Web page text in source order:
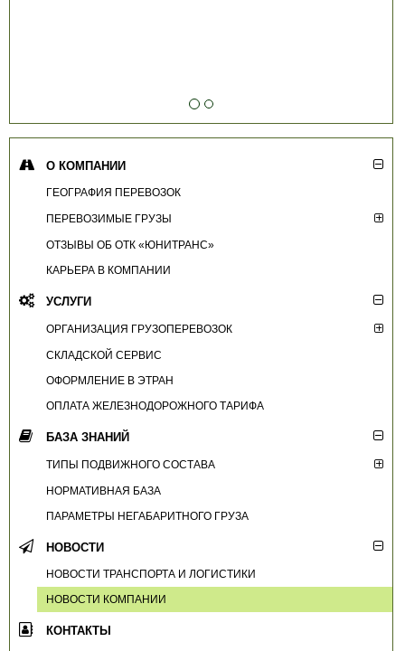
О КОМПАНИИ
ГЕОГРАФИЯ ПЕРЕВОЗОК
ПЕРЕВОЗИМЫЕ ГРУЗЫ
ОТЗЫВЫ ОБ ОТК «ЮНИТРАНС»
КАРЬЕРА В КОМПАНИИ
УСЛУГИ
ОРГАНИЗАЦИЯ ГРУЗОПЕРЕВОЗОК
СКЛАДСКОЙ СЕРВИС
ОФОРМЛЕНИЕ В ЭТРАН
ОПЛАТА ЖЕЛЕЗНОДОРОЖНОГО ТАРИФА
БАЗА ЗНАНИЙ
ТИПЫ ПОДВИЖНОГО СОСТАВА
НОРМАТИВНАЯ БАЗА
ПАРАМЕТРЫ НЕГАБАРИТНОГО ГРУЗА
НОВОСТИ
НОВОСТИ ТРАНСПОРТА И ЛОГИСТИКИ
НОВОСТИ КОМПАНИИ
КОНТАКТЫ